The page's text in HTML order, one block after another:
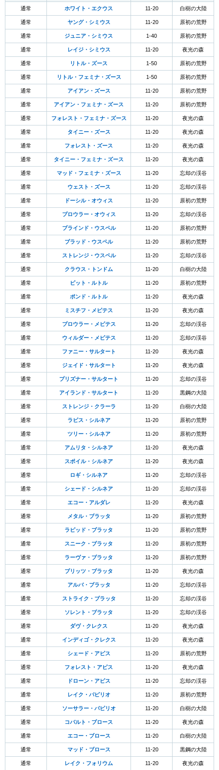
通常 ホワイト・エクウス 11-20 白樹の大陸
通常 ヤング・シミウス 11-20 原初の荒野
通常 ジュニア・シミウス 1-40 原初の荒野
通常 レイジ・シミウス 11-20 夜光の森
通常 リトル・ズース 1-50 原初の荒野
通常 リトル・フェミナ・ズース 1-50 原初の荒野
通常 アイアン・ズース 11-20 原初の荒野
通常 アイアン・フェミナ・ズース 11-20 原初の荒野
通常 フォレスト・フェミナ・ズース 11-20 夜光の森
通常 タイニー・ズース 11-20 夜光の森
通常 フォレスト・ズース 11-20 夜光の森
通常 タイニー・フェミナ・ズース 11-20 夜光の森
通常 マッド・フェミナ・ズース 11-20 忘却の渓谷
通常 ウェスト・ズース 11-20 忘却の渓谷
通常 ドーシル・オウィス 11-20 原初の荒野
通常 プロウラー・オウィス 11-20 忘却の渓谷
通常 ブラインド・ウスペル 11-20 原初の荒野
通常 ブラッド・ウスペル 11-20 原初の荒野
通常 ストレンジ・ウスペル 11-20 忘却の渓谷
通常 クラウス・トンドム 11-20 白樹の大陸
通常 ピット・ルトル 11-20 原初の荒野
通常 ポンド・ルトル 11-20 夜光の森
通常 ミスチフ・メピテス 11-20 夜光の森
通常 プロウラー・メピテス 11-20 忘却の渓谷
通常 ウィルダー・メピテス 11-20 忘却の渓谷
通常 ファニー・サルタート 11-20 夜光の森
通常 ジェイド・サルタート 11-20 夜光の森
通常 プリズナー・サルタート 11-20 忘却の渓谷
通常 アイランド・サルタート 11-20 黒鋼の大陸
通常 ストレンジ・クラーラ 11-20 白樹の大陸
通常 ラピス・シルネア 11-20 原初の荒野
通常 ツリー・シルネア 11-20 原初の荒野
通常 アムリタ・シルネア 11-20 夜光の森
通常 スポイル・シルネア 11-20 夜光の森
通常 ロギ・シルネア 11-20 忘却の渓谷
通常 シェード・シルネア 11-20 忘却の渓谷
通常 エコー・アルダレ 11-20 夜光の森
通常 メタル・ブラッタ 11-20 原初の荒野
通常 ラピッド・ブラッタ 11-20 原初の荒野
通常 スニーク・ブラッタ 11-20 原初の荒野
通常 ラーヴァ・ブラッタ 11-20 原初の荒野
通常 ブリッツ・ブラッタ 11-20 夜光の森
通常 アルバ・ブラッタ 11-20 忘却の渓谷
通常 ストライク・ブラッタ 11-20 忘却の渓谷
通常 ソレント・ブラッタ 11-20 忘却の渓谷
通常 ダヴ・クレクス 11-20 夜光の森
通常 インディゴ・クレクス 11-20 夜光の森
通常 シェード・アピス 11-20 原初の荒野
通常 フォレスト・アピス 11-20 夜光の森
通常 ドローン・アピス 11-20 忘却の渓谷
通常 レイク・パピリオ 11-20 原初の荒野
通常 ソーサラー・パピリオ 11-20 白樹の大陸
通常 コバルト・ブロース 11-20 夜光の森
通常 エコー・ブロース 11-20 白樹の大陸
通常 マッド・ブロース 11-20 黒鋼の大陸
通常 レイク・フォリウム 11-20 夜光の森